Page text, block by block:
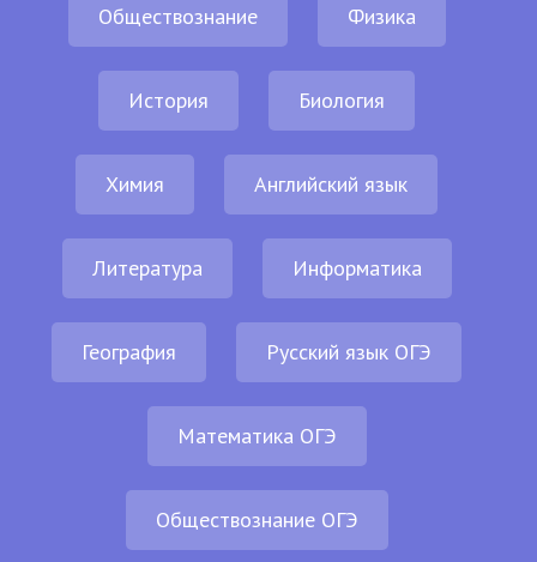
Обществознание Физика
История Биология
Химия Английский язык
Литература Информатика
География Русский язык ОГЭ
Математика ОГЭ
Обществознание ОГЭ